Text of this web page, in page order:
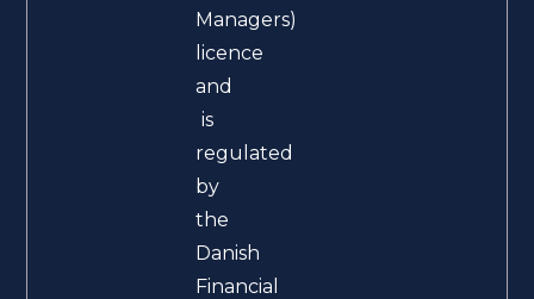
Managers)
licence
and
is
regulated
by
the
Danish
Financial